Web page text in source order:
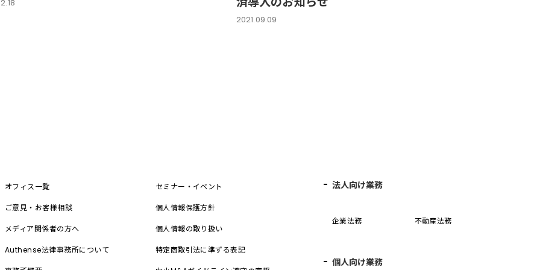
2021.09.09
オフィス一覧
ご意見・お客様相談
メディア関係者の方へ
Authense法律事務所について
セミナー・イベント
個人情報保護方針
個人情報の取り扱い
特定商取引法に準ずる表記
法人向け業務
企業法務 不動産法務
個人向け業務